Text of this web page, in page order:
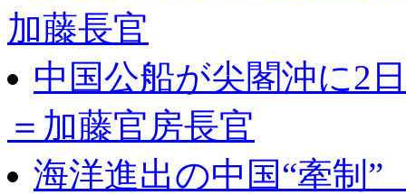
加藤長官
中国公船が尖閣沖に2
＝加藤官房長官
海洋進出の中国“牽制